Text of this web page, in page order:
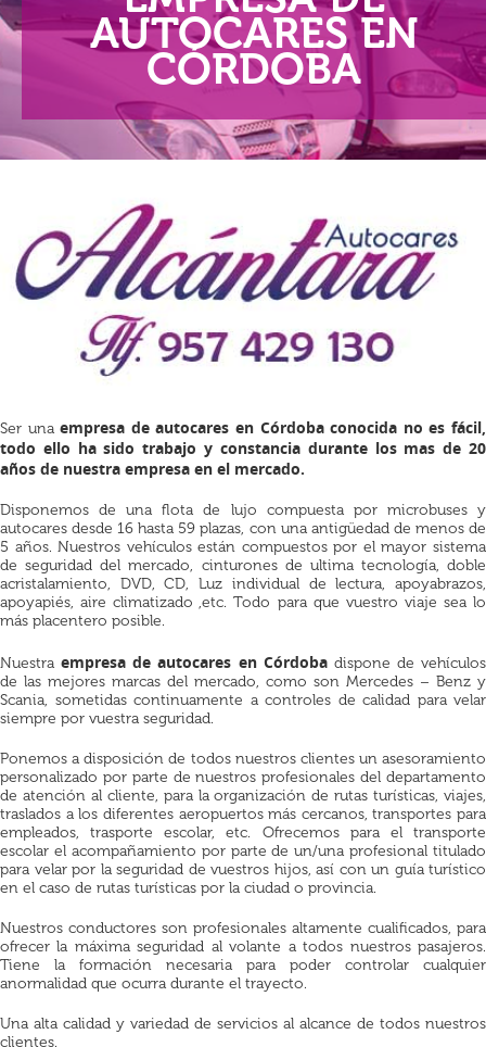
AUTOCARES EN
CÓRDOBA
Ser unaempresa de autocares en Córdobaconocida no es fácil,
todo ello ha sido trabajo y constancia durante los mas de 20
años de nuestra empresa en el mercado.
Disponemos de una flota de lujo compuesta por microbuses y
autocares desde 16 hasta 59 plazas, con una antigüedad de menos de
5 años. Nuestros vehículos están compuestos por el mayor sistema
de seguridad del mercado, cinturones de ultima tecnología, doble
acristalamiento, DVD, CD, Luz individual de lectura, apoyabrazos,
apoyapiés, aire climatizado ,etc. Todo para que vuestro viaje sea lo
más placentero posible.
Nuestraempresa de autocares en Córdobadispone de vehículos
de las mejores marcas del mercado, como son Mercedes – Benz y
Scania, sometidas continuamente a controles de calidad para velar
siempre por vuestra seguridad.
Ponemos a disposición de todos nuestros clientes un asesoramiento
personalizado por parte de nuestros profesionales del departamento
de atención al cliente, para la organización de rutas turísticas, viajes,
traslados a los diferentes aeropuertos más cercanos, transportes para
empleados, trasporte escolar, etc. Ofrecemos para el transporte
escolar el acompañamiento por parte de un/una profesional titulado
para velar por la seguridad de vuestros hijos, así con un guía turístico
en el caso de rutas turísticas por la ciudad o provincia.
Nuestros conductores son profesionales altamente cualificados, para
ofrecer la máxima seguridad al volante a todos nuestros pasajeros.
Tiene la formación necesaria para poder controlar cualquier
anormalidad que ocurra durante el trayecto.
Una alta calidad y variedad de servicios al alcance de todos nuestros
clientes.